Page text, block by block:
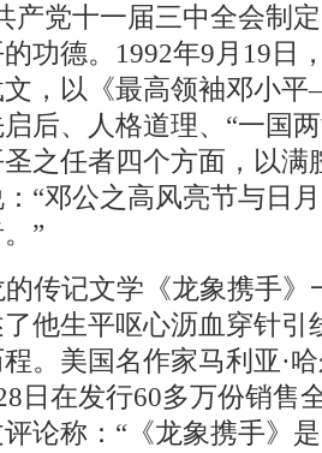
产党十一届三中全会制
功德。1992年9月19日
文，以《最高领袖邓小
后、人格道理、“一国
之任者四个方面，以满
“邓公之高风亮节与日
”
记文学《龙象携手》
他生平呕心沥血穿针引
。美国名作家马利亚·
日在发行60多万份销售
论称：“《龙象携手》